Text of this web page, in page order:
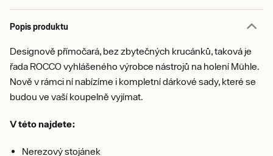
Popis produktu
Designově přímočará, bez zbytečných krucánků, taková je
řada ROCCO vyhlášeného výrobce nástrojů na holení Mühle.
Nově v rámci ní nabízíme i kompletní dárkové sady, které se
budou ve vaší koupelně vyjímat.
V této najdete:
Nerezový stojánek